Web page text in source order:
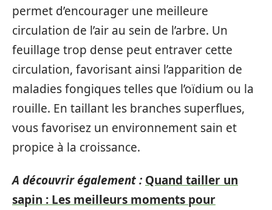
permet d’encourager une meilleure
circulation de l’air au sein de l’arbre. Un
feuillage trop dense peut entraver cette
circulation, favorisant ainsi l’apparition de
maladies fongiques telles que l’oïdium ou la
rouille. En taillant les branches superflues,
vous favorisez un environnement sain et
propice à la croissance.
A découvrir également : Quand tailler un
sapin : Les meilleurs moments pour